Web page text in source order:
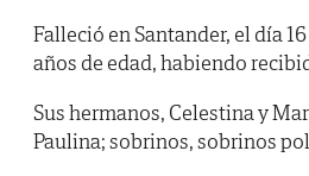
Falleció en Santander, el día
años de edad, habiendo
Sus hermanos, Celestina y
Paulina; sobrinos, sobrinos